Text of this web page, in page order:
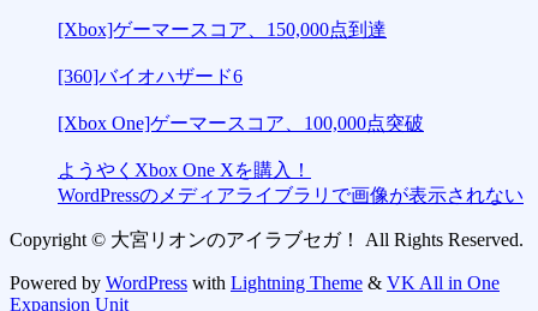
[Xbox]ゲーマースコア、150,000点到達
[360]バイオハザード6
[Xbox One]ゲーマースコア、100,000点突破
ようやくXbox One Xを購入！
WordPressのメディアライブラリで画像が表示されない
Copyright © 大宮リオンのアイラブセガ！ All Rights Reserved.
Powered by WordPress with Lightning Theme & VK All in One
Expansion Unit